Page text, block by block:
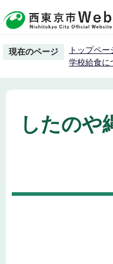
の
ー現在のページ トップペー
学校給食に
したのや